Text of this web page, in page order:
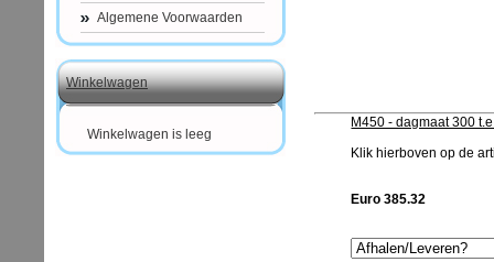
Algemene Voorwaarden
Winkelwagen
Winkelwagen is leeg
M450 - dagmaat 300
Klik hierboven op de
Euro 385.32